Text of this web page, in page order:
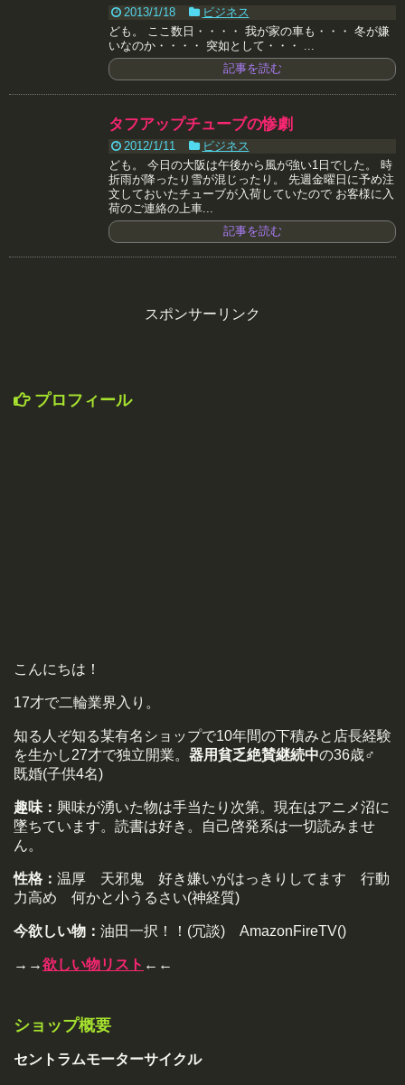
2013/1/18
ビジネス
ども。 ここ数日・・・・ 我が家の車も・・・ 冬が嫌
いなのか・・・・ 突如として・・・ ...
記事を読む
タフアップチューブの惨劇
2012/1/11
ビジネス
ども。 今日の大阪は午後から風が強い1日でした。 時
折雨が降ったり雪が混じったり。 先週金曜日に予め注
文しておいたチューブが入荷していたので お客様に入
荷のご連絡の上車...
記事を読む
スポンサーリンク
プロフィール
こんにちは！
17才で二輪業界入り。
知る人ぞ知る某有名ショップで10年間の下積みと店長経験
を生かし27才で独立開業。 器用貧乏絶賛継続中の36歳♂
既婚(子供4名)
趣味： 興味が湧いた物は手当たり次第。現在はアニメ沼に
墜ちています。読書は好き。自己啓発系は一切読みませ
ん。
性格： 温厚 天邪鬼 好き嫌いがはっきりしてます 行動
力高め 何かと小うるさい(神経質)
今欲しい物： 油田一択！！(冗談) AmazonFireTV()
→→欲しい物リスト ←←
ショップ概要
セントラムモーターサイクル